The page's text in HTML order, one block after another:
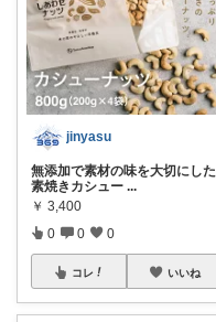
jinyasu
無添加で素材の味を大切にした
素焼きカシュー ...
￥ 3,400
0 0 0
コレ いいね